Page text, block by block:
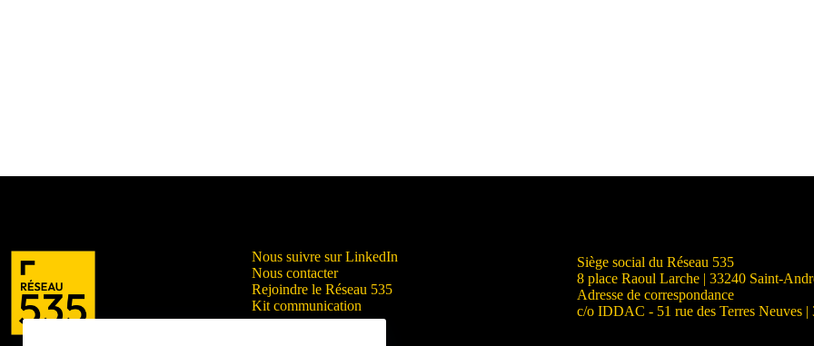
Nous suivre sur LinkedIn
Nous contacter
Rejoindre le Réseau 535
Kit communication
Siège social du Réseau 535
8 place Raoul Larche | 33240 Saint-
Adresse de correspondance
c/o IDDAC - 51 rue des Terres Neuves |